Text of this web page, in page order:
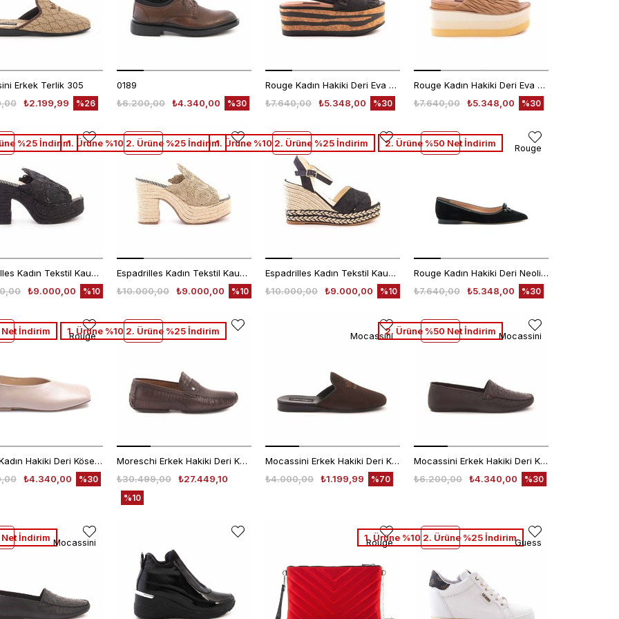
Erkek Terlik 305
₺2.199,99
%26
0189
₺4.340,00
₺6.200,00 %30
Rouge Kadın Hakiki Deri Eva Taban Siyah Sandalet
₺5.348,00
₺7.640,00 %30
Rouge Kadın Hakiki Deri Eva Taban Vizon Terlik Terlik
₺5.348,00
₺7.640,00 %30
Espadrilles Kadın Tekstil Kauçuk Taban Negro Terlik Terlik
₺9.000,00
%10
%25 İndirim
Espadrilles Kadın Tekstil Kauçuk Taban Naturel Terlik Terlik
₺9.000,00
₺10.000,00 %10
1. Ürüne %10 2. Ürüne %25 İndirim
Espadrilles Kadın Tekstil Kauçuk Taban Negro Sandalet
₺9.000,00
₺10.000,00 %10
1. Ürüne %10 2. Ürüne %25 İndirim
Rouge Kadın Hakiki Deri Neolit Taban Siyah Babet
₺5.348,00
₺7.640,00 %30
2. Ürüne %50 Net İndirim Rouge
Rouge Kadın Hakiki Deri Kösele Taban Bej Babet Ayakkabı
₺4.340,00
%30
İndirim Rouge
Moreschi Erkek Hakiki Deri Kahverengi Loafer Konforlu Ayakkabı
₺27.449,10
₺30.499,00
%10
1. Ürüne %10 2. Ürüne %25 İndirim
Mocassini Erkek Hakiki Deri Kauçuk Taban Kahverengi Terlik Terlik
₺1.199,99
₺4.000,00 %70
Mocassini
Mocassini Erkek Hakiki Deri Kauçuk Taban Kahverengi Terlik Terlik
₺4.340,00
₺6.200,00 %30
2. Ürüne %50 Net İndirim Mocassini
İndirim Mocassini Rouge
1. Ürüne %10 2. Ürüne %25 İndirimGuess